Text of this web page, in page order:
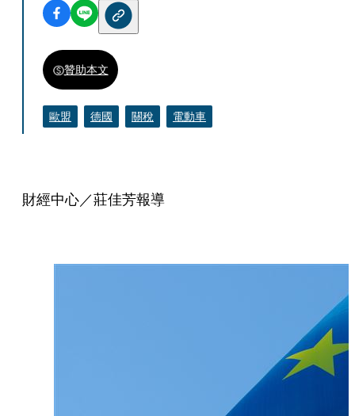
贊助本文
歐盟 德國 關稅 電動車
財經中心／莊佳芳報導